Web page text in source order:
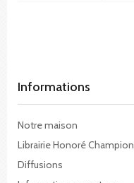
Informations
Notre maison
Librairie Honoré Champion
Diffusions